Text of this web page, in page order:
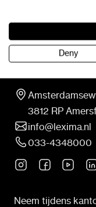
Contact
3812 RP
info@lexima.nl
033-4348000
Neem tijdens
Deny